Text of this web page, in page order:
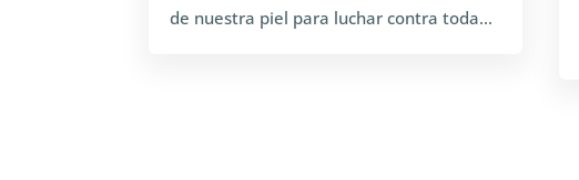
de nuestra piel para luchar contra toda...